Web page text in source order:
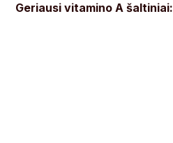
Geriausi vitamino A šaltiniai: